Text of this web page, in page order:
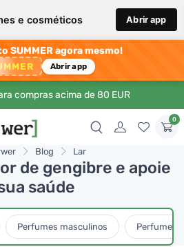
e cosméticos Abrir app
SUMMER agora mesmo!
Abrir app
compras acima de 80 EUR
0
Blog Lar
de gengibre e apoie
saúde
Perfumes masculinos Perfumes